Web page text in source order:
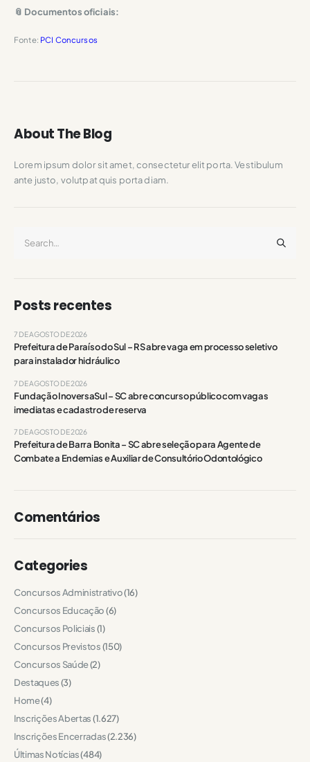
📎 Documentos oficiais:
Fonte: PCI Concursos
About The Blog
Lorem ipsum dolor sit amet, consectetur elit porta. Vestibulum
ante justo, volutpat quis porta diam.
Posts recentes
Prefeitura de Paraíso do Sul – RS abre vaga em processo seletivo
para instalador hidráulico
7 DE AGOSTO DE 2026
Fundação InoversaSul – SC abre concurso público com vagas
imediatas e cadastro de reserva
7 DE AGOSTO DE 2026
Prefeitura de Barra Bonita – SC abre seleção para Agente de
Combate a Endemias e Auxiliar de Consultório Odontológico
7 DE AGOSTO DE 2026
Comentários
Categories
Concursos Administrativo(16)
Concursos Educação(6)
Concursos Policiais(1)
Concursos Previstos(150)
Concursos Saúde(2)
Destaques(3)
Home(4)
Inscrições Abertas(1.627)
Inscrições Encerradas(2.236)
Últimas Notícias(484)